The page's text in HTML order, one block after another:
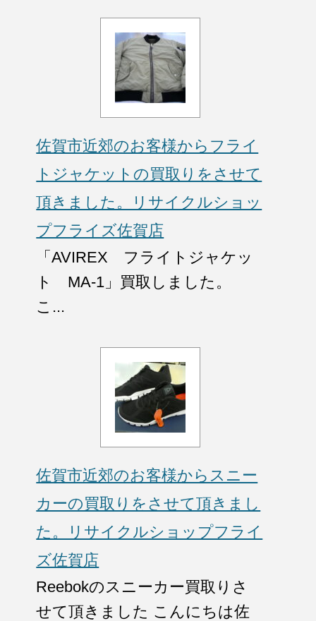
佐賀市近郊のお客様からフライ
トジャケットの買取りをさせて
頂きました。リサイクルショッ
プフライズ佐賀店
「AVIREX フライトジャケッ
ト MA-1」買取しました。
こ...
佐賀市近郊のお客様からスニー
カーの買取りをさせて頂きまし
た。リサイクルショップフライ
ズ佐賀店
Reebokのスニーカー買取りさ
せて頂きました こんにちは佐